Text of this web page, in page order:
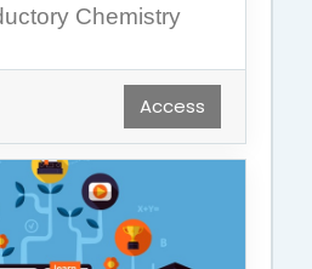
Chemistry
Access